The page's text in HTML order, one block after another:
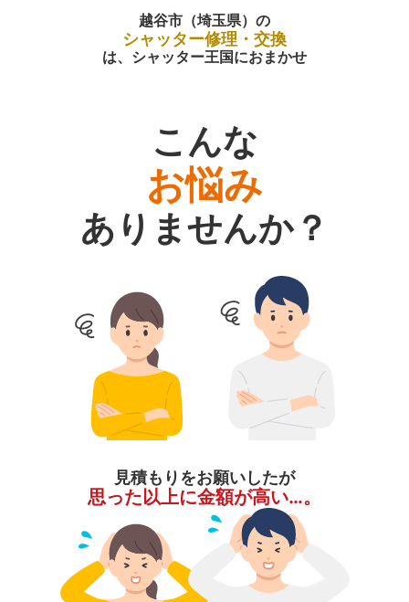
越谷市（埼玉県）の
シャッター修理・交換
は、シャッター王国におまかせ
こんな
お悩み
ありませんか？
見積もりをお願いしたが
思った以上に金額が高い…。